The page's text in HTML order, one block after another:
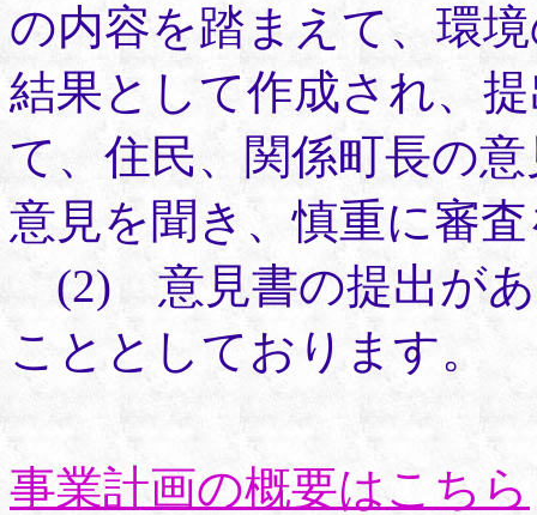
の内容を踏まえて、環
結果として作成され、
て、住民、関係町長の
意見を聞き、慎重に審
(2) 意見書の提出があ
こととしております。
事業計画の概要はこちら